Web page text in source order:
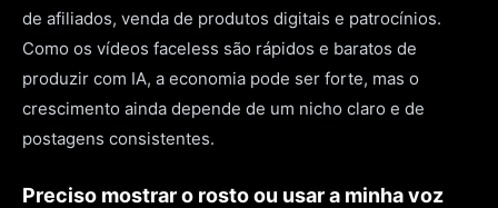
de afiliados, venda de produtos digitais e patrocínios.
Como os vídeos faceless são rápidos e baratos de
produzir com IA, a economia pode ser forte, mas o
crescimento ainda depende de um nicho claro e de
postagens consistentes.
Preciso mostrar o rosto ou usar a minha voz